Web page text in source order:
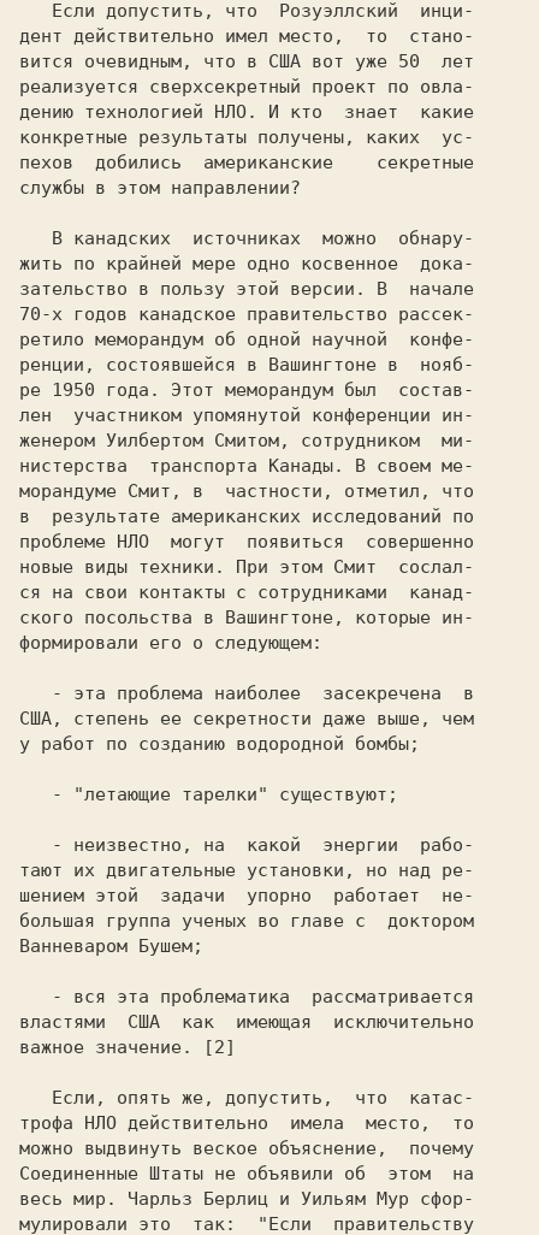
дент действительно имел место,  то  стано-
вится очевидным, что в США вот уже 50  лет
реализуется сверхсекретный проект по овла-
дению технологией НЛО. И кто  знает  какие
конкретные результаты получены, каких  ус-
пехов  добились  американские    секретные
службы в этом направлении?
жить по крайней мере одно косвенное  дока-
зательство в пользу этой версии. В  начале
70-х годов канадское правительство рассек-
ретило меморандум об одной научной  конфе-
ренции, состоявшейся в Вашингтоне в  нояб-
ре 1950 года. Этот меморандум был  состав-
лен  участником упомянутой конференции ин-
женером Уилбертом Смитом, сотрудником  ми-
нистерства  транспорта Канады. В своем ме-
морандуме Смит, в  частности, отметил, что
в  результате американских исследований по
проблеме НЛО  могут  появиться  совершенно
новые виды техники. При этом Смит  сослал-
ся на свои контакты с сотрудниками  канад-
ского посольства в Вашингтоне, которые ин-
формировали его о следующем:
США, степень ее секретности даже выше, чем
у работ по созданию водородной бомбы;
тают их двигательные установки, но над ре-
шением этой  задачи  упорно  работает  не-
большая группа ученых во главе с  доктором
Ванневаром Бушем;
властями  США  как  имеющая  исключительно
важное значение. [2]
трофа НЛО действительно  имела  место,  то
можно выдвинуть веское объяснение,  почему
Соединенные Штаты не объявили об  этом  на
весь мир. Чарльз Берлиц и Уильям Мур сфор-
мулировали это  так:  "Если  правительству